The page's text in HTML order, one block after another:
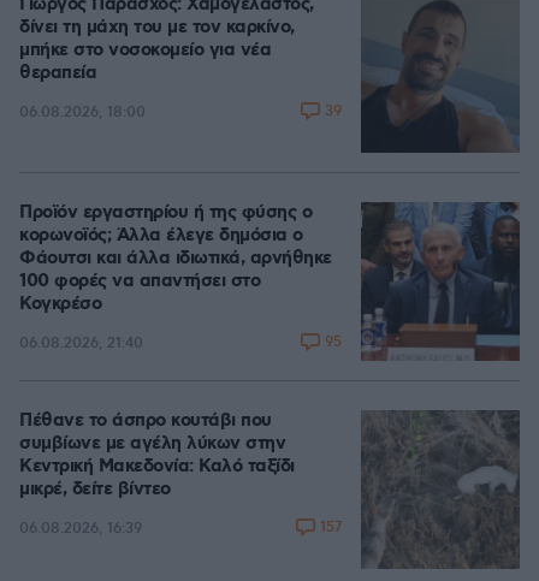
Γιώργος Παράσχος: Χαμογελαστός,
δίνει τη μάχη του με τον καρκίνο,
μπήκε στο νοσοκομείο για νέα
θεραπεία
06.08.2026, 18:00 39
Προϊόν εργαστηρίου ή της φύσης ο
κορωνοϊός; Άλλα έλεγε δημόσια ο
Φάουτσι και άλλα ιδιωτικά, αρνήθηκε
100 φορές να απαντήσει στο
Κογκρέσο
06.08.2026, 21:40 95
Πέθανε το άσπρο κουτάβι που
συμβίωνε με αγέλη λύκων στην
Κεντρική Μακεδονία: Καλό ταξίδι
μικρέ, δείτε βίντεο
06.08.2026, 16:39 157